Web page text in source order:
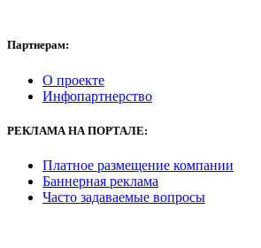
Партнерам:
О проекте
Инфопартнерство
РЕКЛАМА НА ПОРТАЛЕ:
Платное размещение компании
Баннерная реклама
Часто задаваемые вопросы